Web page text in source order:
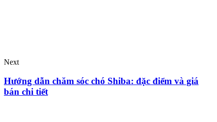
Next
Hướng dẫn chăm sóc chó Shiba: đặc điểm và giá
bán chi tiết